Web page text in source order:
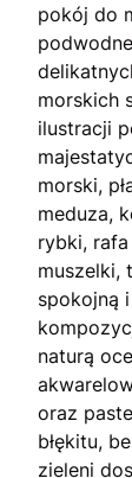
pokój do
morskich
ilustracji
morski,
meduza,
rybki,
muszelki,
spokojną
naturą
oraz
błękitu,
zieleni